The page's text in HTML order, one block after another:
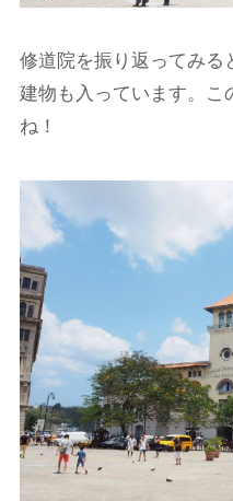
修道院を振り返ってみる
建物も入っています。こ
ね！